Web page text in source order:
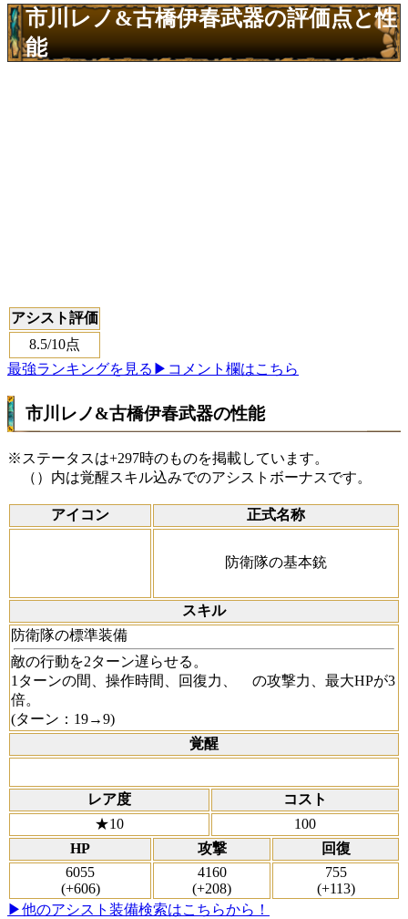
市川レノ&古橋伊春武器の評価点と性
能
アシスト評価
8.5/10点
最強ランキングを見る ▶コメント欄はこちら
市川レノ&古橋伊春武器の性能
※ステータスは+297時のものを掲載しています。
（）内は覚醒スキル込みでのアシストボーナスです。
アイコン 正式名称
防衛隊の基本銃
スキル
防衛隊の標準装備
敵の行動を2ターン遅らせる。
1ターンの間、操作時間、回復力、
の攻撃力、最大HPが3
倍。
(ターン：19→9)
覚醒
レア度
コスト
★10
100
HP
攻撃
回復
6055
(+606)
4160
(+208)
755
(+113)
▶他のアシスト装備検索はこちらから！